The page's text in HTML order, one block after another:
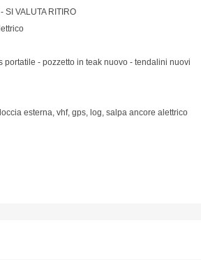
SI VALUTA RITIRO
- pozzetto in teak nuovo - tendalini nuovi
esterna, vhf, gps, log, salpa ancore alettrico